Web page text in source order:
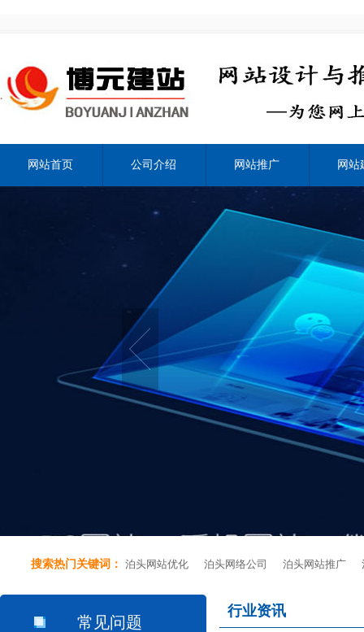
网站首页 公司介绍 网站推广 网站
搜索热门关键词： 泊头网站优化 泊头网络公司 泊头网站推广
常见问题
行业资讯